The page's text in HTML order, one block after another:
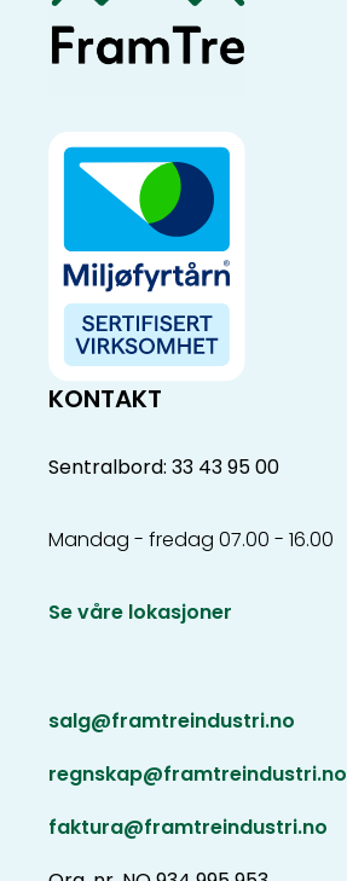
KONTAKT
Sentralbord: 33 43 95 00
Mandag - fredag 07.00 - 16.00
Se våre lokasjoner
salg@framtreindustri.no
regnskap@framtreindustri.no
faktura@framtreindustri.no